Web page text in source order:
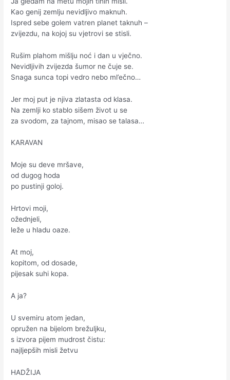
Kao genij zemlju nevidljivo maknuh.
Ispred sebe golem vatren planet taknuh –
zvijezdu, na kojoj su vjetrovi se stisli.
Rušim plahom mišlju noć i dan u vječno.
Nevidljivih zvijezda šumor ne čuje se.
Snaga sunca topi vedro nebo ml’ečno…
Jer moj put je njiva zlatasta od klasa.
Na zemlji ko stablo sišem život u se
za svodom, za tajnom, misao se talasa…
KARAVAN
Moje su deve mršave,
od dugog hoda
po pustinji goloj.
Hrtovi moji,
ožednjeli,
leže u hladu oaze.
At moj,
kopitom, od dosade,
pijesak suhi kopa.
A ja?
U svemiru atom jedan,
opružen na bijelom brežuljku,
s izvora pijem mudrost čistu:
najljepših misli žetvu
HADŽIJA